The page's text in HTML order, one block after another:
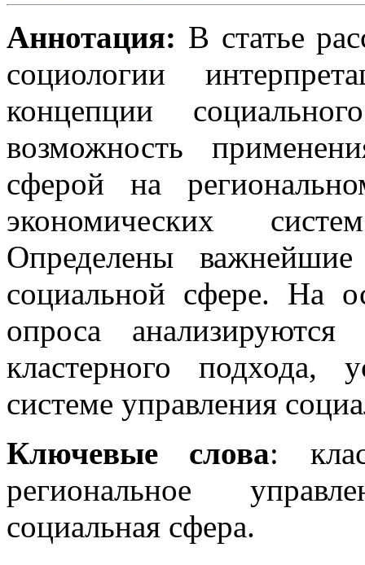
Аннотация: В статье
социологии
концепции
возможность
сферой на
экономических
Определены важнейшие
социальной сфере. На
опроса
кластерного подхода,
системе управления
Ключевые слова:
региональное
социальная сфера.